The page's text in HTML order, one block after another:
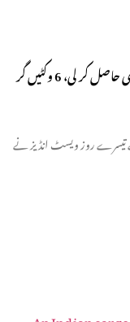
پاکستان کے خلاف ویسٹ انڈیز نے 60 رنز کی برتری حاصل کر لی، 6 وکٹیں گر
تیسرے روز ویسٹ انڈیز نے